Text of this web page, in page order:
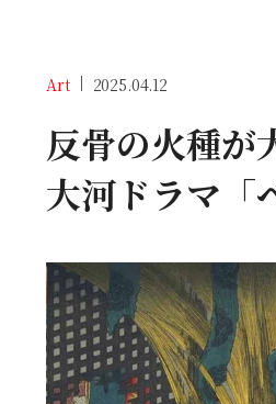
Art 2025.04.12
反骨の火種が
大河ドラマ「